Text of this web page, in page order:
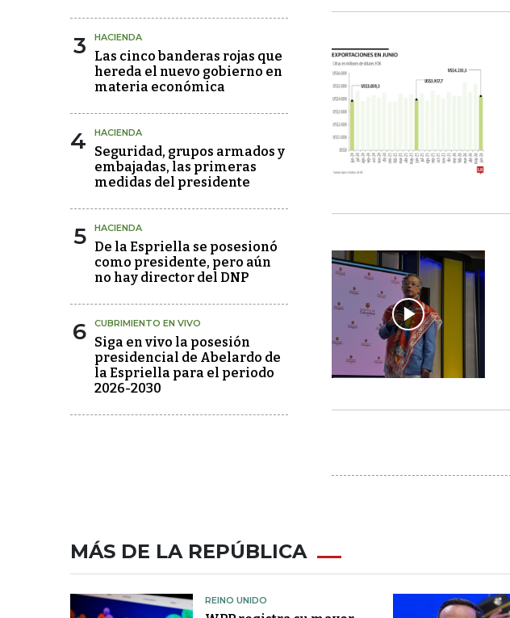
3 HACIENDA
Las cinco banderas rojas que
hereda el nuevo gobierno en
materia económica
4 HACIENDA
Seguridad, grupos armados y
embajadas, las primeras
medidas del presidente
5 HACIENDA
De la Espriella se posesionó
como presidente, pero aún
no hay director del DNP
6 CUBRIMIENTO EN VIVO
Siga en vivo la posesión
presidencial de Abelardo de
la Espriella para el periodo
2026-2030
MÁS DE LA REPÚBLICA
REINO UNIDO